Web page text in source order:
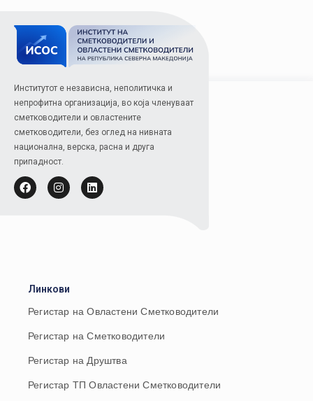
Институтот е независна, неполитичка и
непрофитна организација, во која членуваат
сметководители и овластените
сметководители, без оглед на нивната
национална, верска, расна и друга
припадност.
Линкови
Регистар на Овластени Сметководители
Регистар на Сметководители
Регистар на Друштва
Регистар ТП Овластени Сметководители